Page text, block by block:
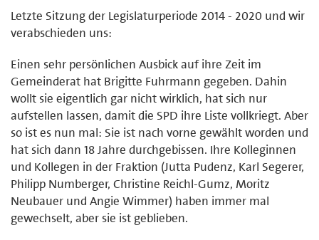
Letzte Sitzung der Legislaturperiode 2014 - 2020 und wir
verabschieden uns:
Einen sehr persönlichen Ausbick auf ihre Zeit im
Gemeinderat hat Brigitte Fuhrmann gegeben. Dahin
wollt sie eigentlich gar nicht wirklich, hat sich nur
aufstellen lassen, damit die SPD ihre Liste vollkriegt. Aber
so ist es nun mal: Sie ist nach vorne gewählt worden und
hat sich dann 18 Jahre durchgebissen. Ihre Kolleginnen
und Kollegen in der Fraktion (Jutta Pudenz, Karl Segerer,
Philipp Numberger, Christine Reichl-Gumz, Moritz
Neubauer und Angie Wimmer) haben immer mal
gewechselt, aber sie ist geblieben.